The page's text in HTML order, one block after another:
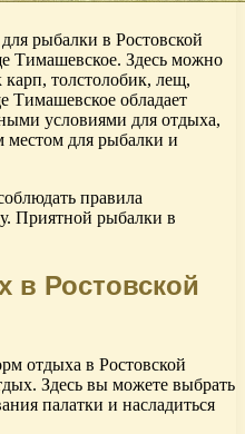
рыбалки в Ростовской
Тимашевское. Здесь можно
толстолобик, лещ,
Тимашевское обладает
условиями для отдыха,
местом для рыбалки и
правила
Приятной рыбалки в
в Ростовской
отдыха в Ростовской
Здесь вы можете выбрать
палатки и насладиться